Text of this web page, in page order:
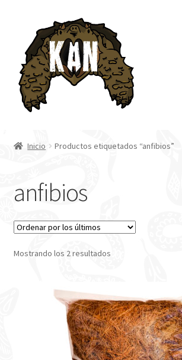
navegación
contenido
Blog
Inicio Productos etiquetados “anfibios”
anfibios
Mostrando los 2 resultados